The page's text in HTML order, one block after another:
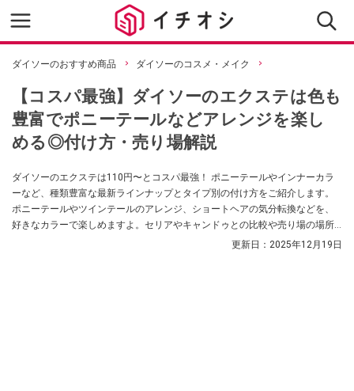
ダイソーのおすすめ商品 ダイソーのコスメ・メイク
【コスパ最強】ダイソーのエクステは色も
豊富でポニーテールなどアレンジを楽し
める◎付け方・売り場解説
ダイソーのエクステは110円〜とコスパ最強！ ポニーテールやインナーカラ
ーなど、種類豊富な最新ラインナップとタイプ別の付け方をご紹介します。
ポニーテールやツインテールのアレンジ、ショートヘアの気分転換などを、
好きなカラーで楽しめますよ。セリアやキャンドゥとの比較や売り場の場所
も網羅。初心者でも失敗しない、100均エクステで手軽にイメチェンを楽しむ
更新日： 2025年12月19日